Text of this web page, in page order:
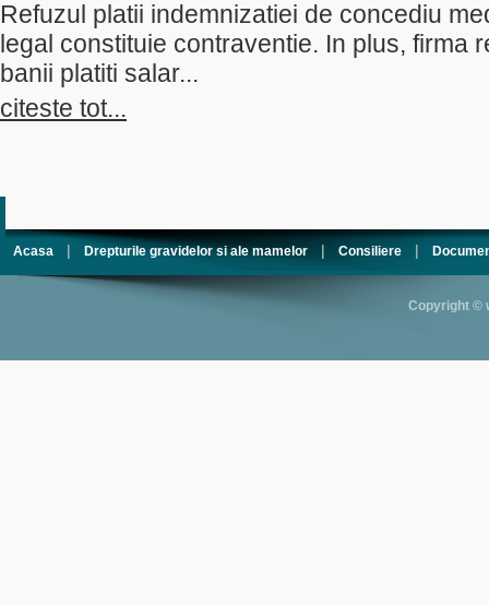
Refuzul platii indemnizatiei de concediu
legal constituie contraventie. In plus, firma
banii platiti salar...
citeste tot...
Acasa |Drepturile gravidelor si ale mamelor |Consiliere |
Copyright ©